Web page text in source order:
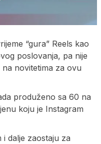
“gura” Reels kao
poslovanja, pa nije
novitetima za ovu
produženo sa 60 na
koju je Instagram
dalje zaostaju za